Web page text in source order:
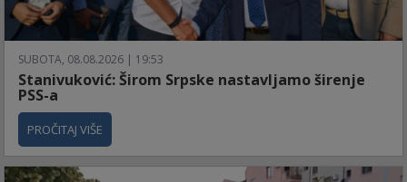
SUBOTA, 08.08.2026 | 19:53
Stanivuković: Širom Srpske nastavljamo širenje
PSS-a
PROČITAJ VIŠE